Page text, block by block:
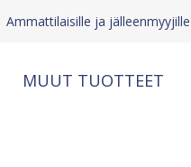
Ammattilaisille ja jälleenmyyjille
MUUT TUOTTEET